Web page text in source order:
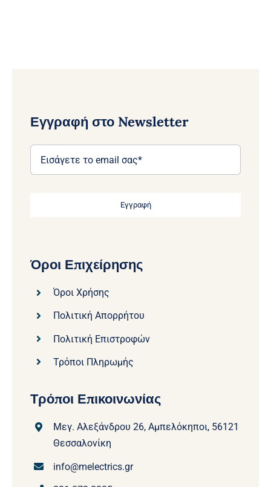
Εγγραφή στο Newsletter
Εγγραφή
Όροι Επιχείρησης
Όροι Χρήσης
Πολιτική Απορρήτου
Πολιτική Επιστροφών
Τρόποι Πληρωμής
Τρόποι Επικοινωνίας
Μεγ. Αλεξάνδρου 26, Αμπελόκηποι, 56121
Θεσσαλονίκη
info@melectrics.gr